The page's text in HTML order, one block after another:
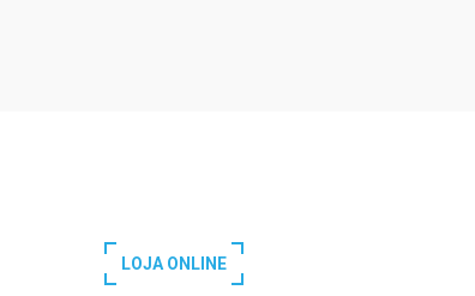
LOJA ONLINE